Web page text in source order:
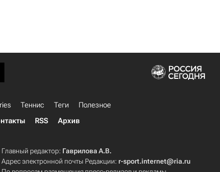
Теннис Теги
Полезное
RSS Архив
Главный редактор: Гаврилова А.В.
Адрес электронной почты Редакции: r-sport.internet@ria.ru